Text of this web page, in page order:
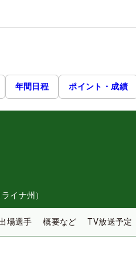
年間日程 ポイント・成績
イナ州）
場選手 概要など TV放送予定